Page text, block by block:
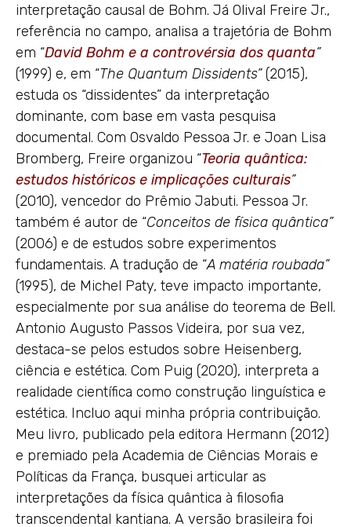
interpretação causal de Bohm. Já Olival Freire Jr.,
referência no campo, analisa a trajetória de Bohm
em “David Bohm e a controvérsia dos quanta”
(1999) e, em “The Quantum Dissidents”(2015),
estuda os “dissidentes” da interpretação
dominante, com base em vasta pesquisa
documental. Com Osvaldo Pessoa Jr. e Joan Lisa
Bromberg, Freire organizou “Teoria quântica:
estudos históricos e implicações culturais”
(2010), vencedor do Prêmio Jabuti. Pessoa Jr.
também é autor de “Conceitos de física quântica”
(2006) e de estudos sobre experimentos
fundamentais. A tradução de “A matéria roubada”
(1995), de Michel Paty, teve impacto importante,
especialmente por sua análise do teorema de Bell.
Antonio Augusto Passos Videira, por sua vez,
destaca-se pelos estudos sobre Heisenberg,
ciência e estética. Com Puig (2020), interpreta a
realidade científica como construção linguística e
estética. Incluo aqui minha própria contribuição.
Meu livro, publicado pela editora Hermann (2012)
e premiado pela Academia de Ciências Morais e
Políticas da França, busquei articular as
interpretações da física quântica à filosofia
transcendental kantiana. A versão brasileira foi